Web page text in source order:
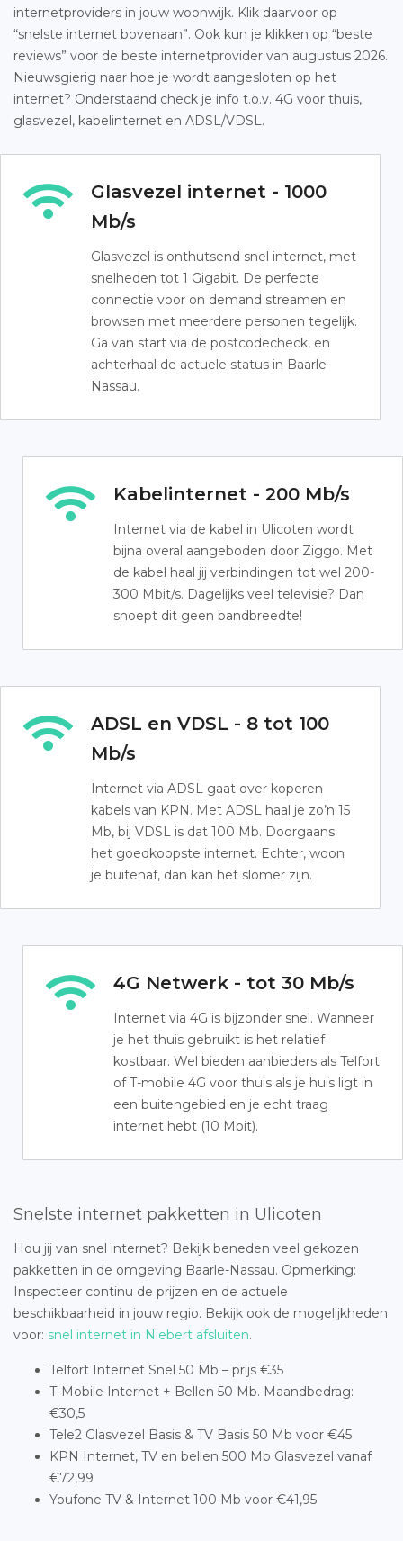
internetproviders in jouw woonwijk. Klik daarvoor op
“snelste internet bovenaan”. Ook kun je klikken op “beste
reviews” voor de beste internetprovider van augustus 2026.
Nieuwsgierig naar hoe je wordt aangesloten op het
internet? Onderstaand check je info t.o.v. 4G voor thuis,
glasvezel, kabelinternet en ADSL/VDSL.
Glasvezel internet - 1000
Mb/s
Glasvezel is onthutsend snel internet, met
snelheden tot 1 Gigabit. De perfecte
connectie voor on demand streamen en
browsen met meerdere personen tegelijk.
Ga van start via de postcodecheck, en
achterhaal de actuele status in Baarle-
Nassau.
Kabelinternet - 200 Mb/s
Internet via de kabel in Ulicoten wordt
bijna overal aangeboden door Ziggo. Met
de kabel haal jij verbindingen tot wel 200-
300 Mbit/s. Dagelijks veel televisie? Dan
snoept dit geen bandbreedte!
ADSL en VDSL - 8 tot 100
Mb/s
Internet via ADSL gaat over koperen
kabels van KPN. Met ADSL haal je zo’n 15
Mb, bij VDSL is dat 100 Mb. Doorgaans
het goedkoopste internet. Echter, woon
je buitenaf, dan kan het slomer zijn.
4G Netwerk - tot 30 Mb/s
Internet via 4G is bijzonder snel. Wanneer
je het thuis gebruikt is het relatief
kostbaar. Wel bieden aanbieders als Telfort
of T-mobile 4G voor thuis als je huis ligt in
een buitengebied en je echt traag
internet hebt (10 Mbit).
Snelste internet pakketten in Ulicoten
Hou jij van snel internet? Bekijk beneden veel gekozen
pakketten in de omgeving Baarle-Nassau. Opmerking:
Inspecteer continu de prijzen en de actuele
beschikbaarheid in jouw regio. Bekijk ook de mogelijkheden
voor: snel internet in Niebert afsluiten.
Telfort Internet Snel 50 Mb – prijs €35
T-Mobile Internet + Bellen 50 Mb. Maandbedrag:
€30,5
Tele2 Glasvezel Basis & TV Basis 50 Mb voor €45
KPN Internet, TV en bellen 500 Mb Glasvezel vanaf
€72,99
Youfone TV & Internet 100 Mb voor €41,95